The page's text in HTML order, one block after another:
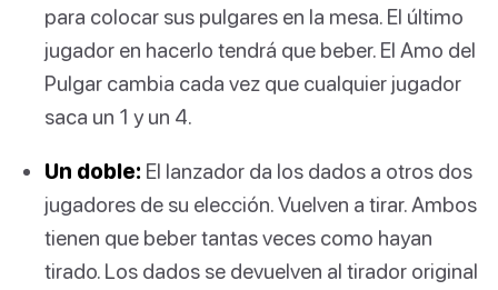
para colocar sus pulgares en la mesa. El último
jugador en hacerlo tendrá que beber. El Amo del
Pulgar cambia cada vez que cualquier jugador
saca un 1 y un 4.
Un doble: El lanzador da los dados a otros dos
jugadores de su elección. Vuelven a tirar. Ambos
tienen que beber tantas veces como hayan
tirado. Los dados se devuelven al tirador original